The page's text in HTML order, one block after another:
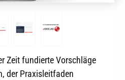
Zeit fundierte Vorschläge
der Praxisleitfaden